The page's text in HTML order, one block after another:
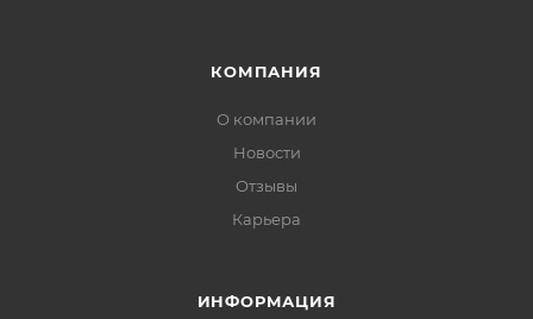
КОМПАНИЯ
О компании
Новости
Отзывы
Карьера
ИНФОРМАЦИЯ